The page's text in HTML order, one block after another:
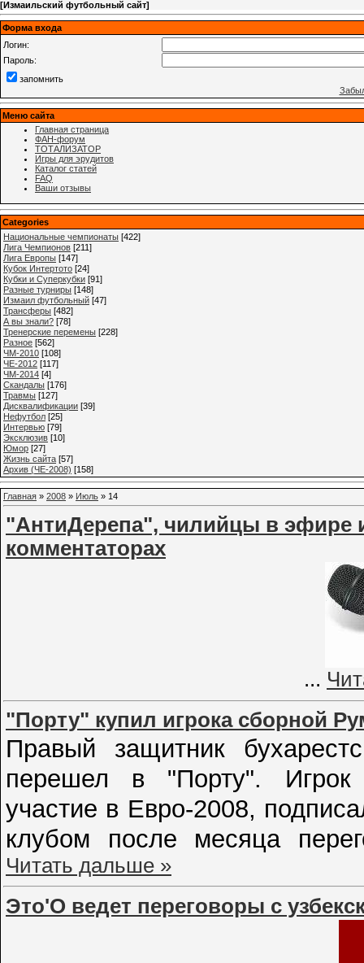
[Измаильский футбольный сайт]
Форма входа
Логин:
Пароль:
запомнить
Меню сайта
Главная страница
ФАН-форум
ТОТАЛИЗАТОР
Игры для эрудитов
Каталог статей
FAQ
Ваши отзывы
Categories
Национальные чемпионаты [422]
Лига Чемпионов [211]
Лига Европы [147]
Кубок Интертото [24]
Кубки и Суперкубки [91]
Разные турниры [148]
Измаил футбольный [47]
Трансферы [482]
А вы знали? [78]
Тренерские перемены [228]
Разное [562]
ЧМ-2010 [108]
ЧЕ-2012 [117]
ЧМ-2014 [4]
Cкандалы [176]
Травмы [127]
Дисквалификации [39]
Нефутбол [25]
Интервью [79]
Эксклюзив [10]
Юмор [27]
Жизнь сайта [57]
Архив (ЧЕ-2008) [158]
Главная » 2008 » Июль » 14
"АнтиДерепа", чилийцы в эфире
комментаторах
...
"Порту" купил игрока сборной
Правый защитник
перешел в "Порту".
участие в Евро-2008,
клубом после месяца
Читать дальше »
Это'О ведет переговоры с